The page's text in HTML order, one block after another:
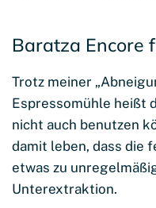
Baratza Encore
Trotz meiner
Espressomühle heißt
nicht auch benutzen
damit leben, dass die
etwas zu
Unterextraktion.